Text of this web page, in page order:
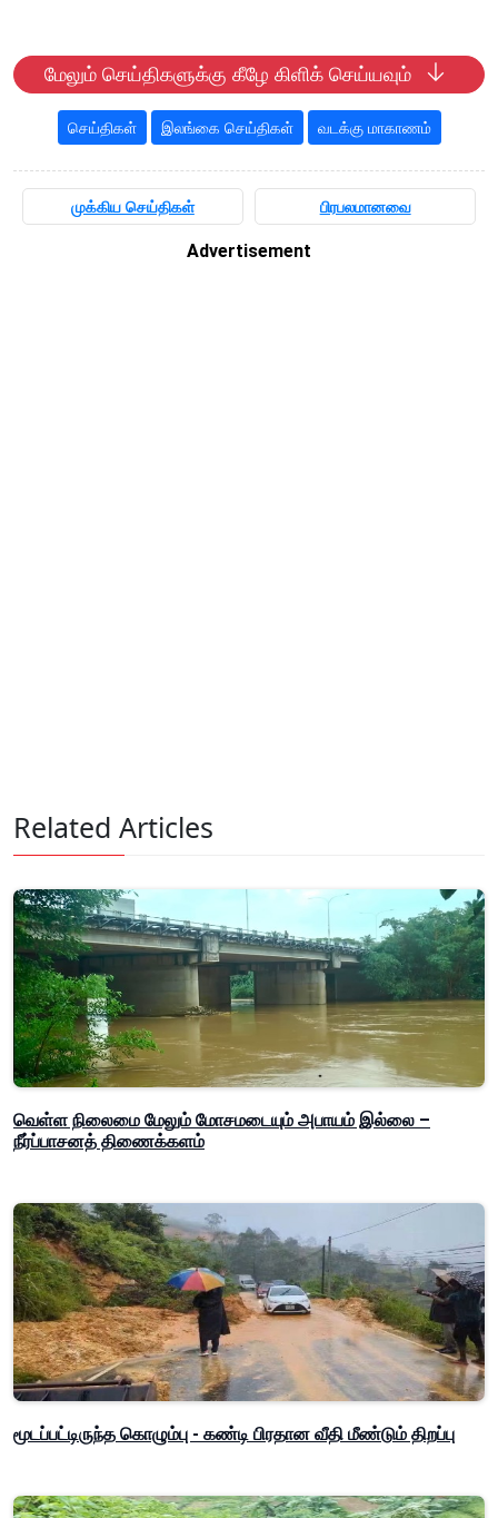
மேலும் செய்திகளுக்கு கீழே கிளிக் செய்யவும்
செய்திகள் இலங்கை செய்திகள் வடக்கு மாகாணம்
முக்கிய செய்திகள் பிரபலமானவை
Advertisement
Related Articles
வெள்ள நிலைமை மேலும் மோசமடையும் அபாயம் இல்லை –
நீர்ப்பாசனத் திணைக்களம்
மூடப்பட்டிருந்த கொழும்பு - கண்டி பிரதான வீதி மீண்டும் திறப்பு